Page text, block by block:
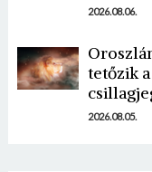
2026.08.06.
tetőzik
2026.08.05.